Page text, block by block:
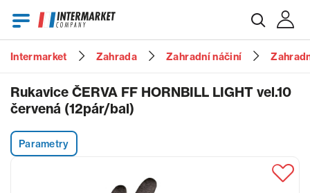
Heslo
Intermarket Zahrada Zahradní náčiní
Rukavice ČERVA FF HORNBILL LIGHT vel.10
červená (12pár/bal)
Parametry